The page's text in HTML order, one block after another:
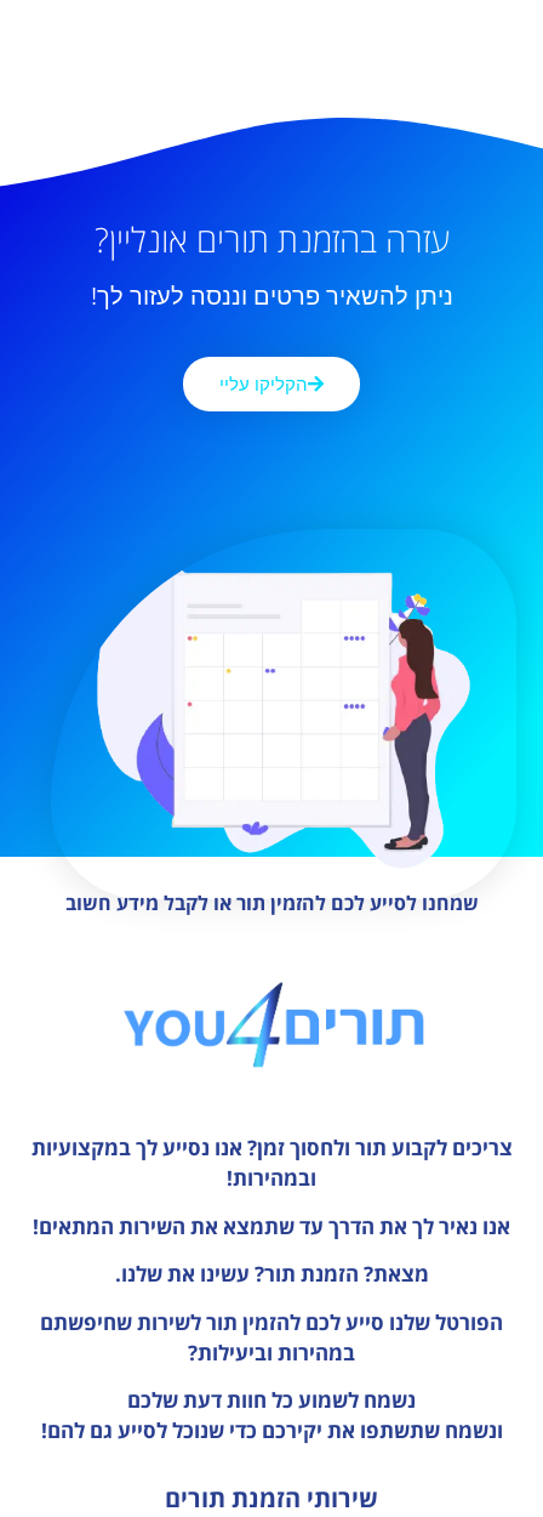
עזרה בהזמנת תורים אונליין?
ניתן להשאיר פרטים וננסה לעזור לך!
הקליקו עליי
שמחנו לסייע לכם להזמין תור או לקבל מידע חשוב
צריכים לקבוע תור ולחסוך זמן? אנו נסייע לך במקצועיות
ובמהירות!
אנו נאיר לך את הדרך עד שתמצא את השירות המתאים!
מצאת? הזמנת תור? עשינו את שלנו.
הפורטל שלנו סייע לכם להזמין תור לשירות שחיפשתם
במהירות וביעילות?
נשמח לשמוע כל חוות דעתשלכם
ונשמח שתשתפו את יקירכם כדי שנוכל לסייע גם להם!
שירותי הזמנת תורים